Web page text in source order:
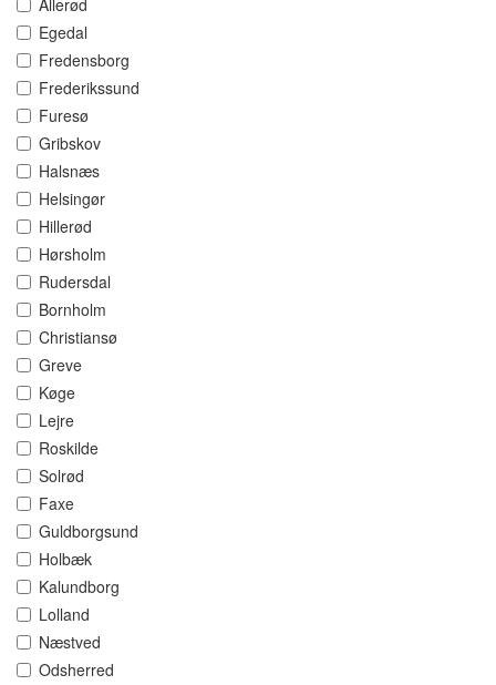
Allerød
Egedal
Fredensborg
Frederikssund
Furesø
Gribskov
Halsnæs
Helsingør
Hillerød
Hørsholm
Rudersdal
Bornholm
Christiansø
Greve
Køge
Lejre
Roskilde
Solrød
Faxe
Guldborgsund
Holbæk
Kalundborg
Lolland
Næstved
Odsherred